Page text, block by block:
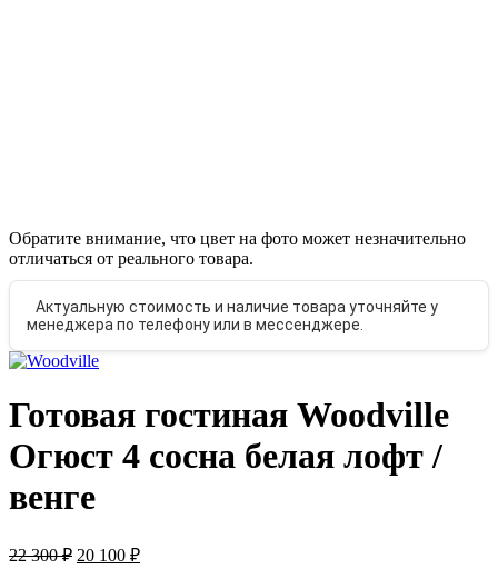
Обратите внимание, что цвет на фото может незначительно
отличаться от реального товара.
Актуальную стоимость и наличие товара уточняйте у
менеджера по телефону или в мессенджере.
Готовая гостиная Woodville
Огюст 4 сосна белая лофт /
венге
22 300₽ 20 100 ₽